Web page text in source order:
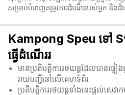
សម្រាប់បំពេញតម្រូវការដំណើររបស់អ្នក និង
Kampong Speu ទៅ
ធ្វើដំណើររ
មានប្រតិបត្តិការរថយន្តដែលបានផ្ទ
រាយបញ្ជីនៅលើគេហទំព័រ
ប្រតិបត្តិការរថយន្តទាំងនេះផ្តល់សេវា